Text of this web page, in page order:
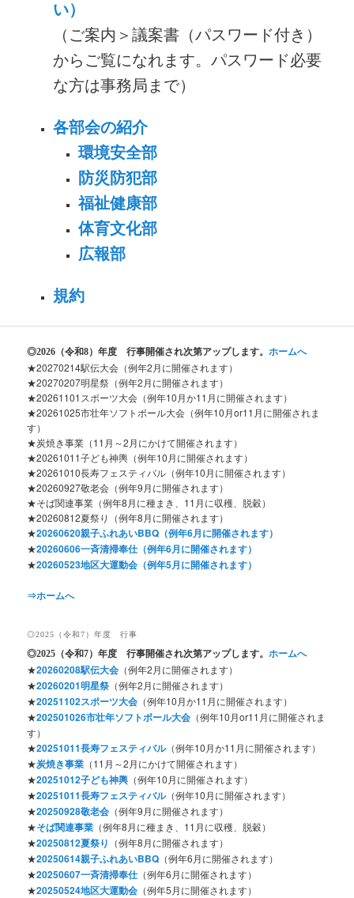
い）
（ご案内＞議案書（パスワード付き）
からご覧になれます。パスワード必要
な方は事務局まで）
各部会の紹介
環境安全部
防災防犯部
福祉健康部
体育文化部
広報部
規約
◎2026 （令和8）年度 行事開催され次第アップします。ホームへ
★20270214駅伝大会（例年2月に開催されます）
★20270207明星祭（例年2月に開催されます）
★20261101スポーツ大会（例年10月か11月に開催されます）
★20261025市壮年ソフトボール大会（例年10月or11月に開催されま
す）
★炭焼き事業（11月～2月にかけて開催されます）
★20261011子ども神輿（例年10月に開催されます）
★20261010長寿フェスティバル（例年10月に開催されます）
★20260927敬老会（例年9月に開催されます）
★そば関連事業（例年8月に種まき、11月に収穫、脱穀）
★20260812夏祭り（例年8月に開催されます）
★20260620親子ふれあいBBQ（例年6月に開催されます）
★20260606一斉清掃奉仕（例年6月に開催されます）
★20260523地区大運動会（例年5月に開催されます）
⇒ホームへ
◎2025（令和7）年度 行事
◎2025 （令和7）年度 行事開催され次第アップします。ホームへ
★20260208駅伝大会 （例年2月に開催されます）
★20260201明星祭 （例年2月に開催されます）
★20251102スポーツ大会 （例年10月か11月に開催されます）
★202501026市壮年ソフトボール大会 （例年10月or11月に開催されま
す）
★20251011長寿フェスティバル（例年10月か11月に開催されます）
★炭焼き事業 （11月～2月にかけて開催されます）
★20251012子ども神輿 （例年10月に開催されます）
★20251011長寿フェスティバル（例年10月に開催されます）
★20250928敬老会 （例年9月に開催されます）
★そば関連事業 （例年8月に種まき、11月に収穫、脱穀）
★20250812夏祭り （例年8月に開催されます）
★20250614親子ふれあいBBQ （例年6月に開催されます）
★20250607一斉清掃奉仕（例年6月に開催されます）
★20250524地区大運動会 （例年5月に開催されます）